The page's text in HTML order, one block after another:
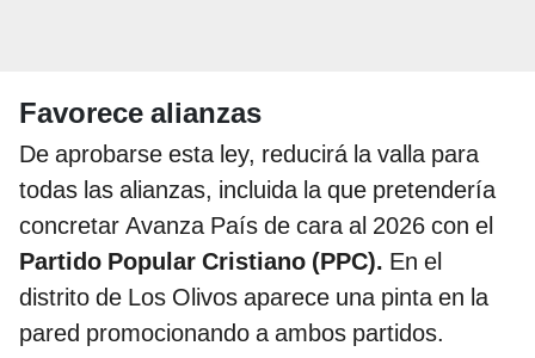
Favorece alianzas
De aprobarse esta ley, reducirá la valla para
todas las alianzas, incluida la que pretendería
concretar Avanza País de cara al 2026 con el
Partido Popular Cristiano (PPC). En el
distrito de Los Olivos aparece una pinta en la
pared promocionando a ambos partidos.